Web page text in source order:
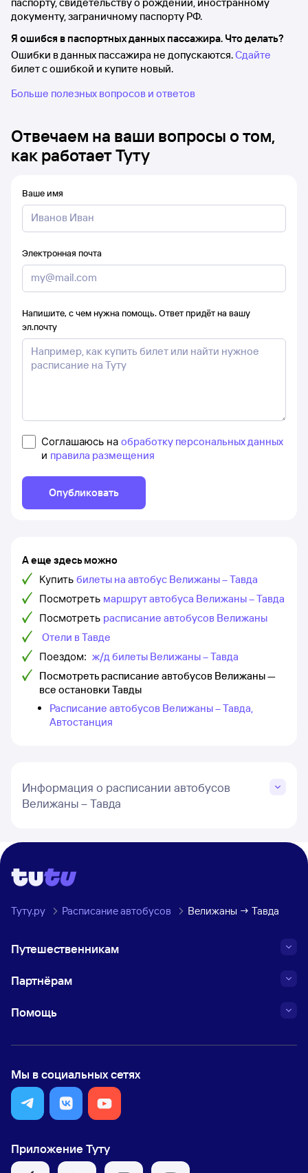
документу, заграничному паспорту РФ.
Я ошибся в паспортных данных пассажира. Что делать?
Ошибки в данных пассажира не допускаются.Сдайте
билет с ошибкой и купите новый.
Больше полезных вопросов и ответов
Отвечаем на ваши вопросы о том,
как работает Туту
Ваше имя
Электронная почта
Напишите, с чем нужна помощь. Ответ придёт на вашу
эл.почту
Соглашаюсь на обработку персональных данных
и правила размещения
Опубликовать
А еще здесь можно
Купить билеты на автобус Велижаны – Тавда
Посмотреть маршрут автобуса Велижаны – Тавда
Посмотреть расписание автобусов Велижаны
Отели в Тавде
Поездом: ж/д билеты Велижаны – Тавда
Посмотреть расписание автобусов Велижаны —
все остановки Тавды
Расписание автобусов Велижаны – Тавда,
Автостанция
Информация о расписании автобусов
Велижаны – Тавда
Туту.ру Расписание автобусов Велижаны → Тавда
Путешественникам
Партнёрам
Помощь
Мы в социальных сетях
Приложение Туту